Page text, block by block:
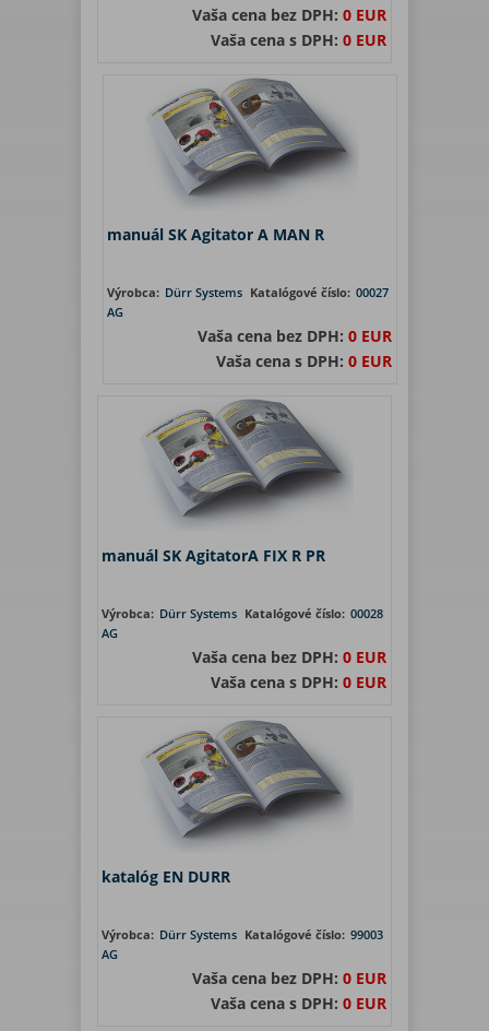
Vaša cena bez DPH: 0 EUR
Vaša cena s DPH: 0 EUR
manuál SK Agitator A MAN R
Výrobca: Dürr Systems
AG
Katalógové číslo: 00027
Vaša cena bez DPH:0 EUR
Vaša cena s DPH:0 EUR
manuál SK AgitatorA FIX R PR
Výrobca: Dürr Systems
AG
Katalógové číslo: 00028
Vaša cena bez DPH: 0 EUR
Vaša cena s DPH: 0 EUR
katalóg EN DURR
Výrobca: Dürr Systems
AG
Katalógové číslo: 99003
Vaša cena bez DPH: 0 EUR
Vaša cena s DPH: 0 EUR